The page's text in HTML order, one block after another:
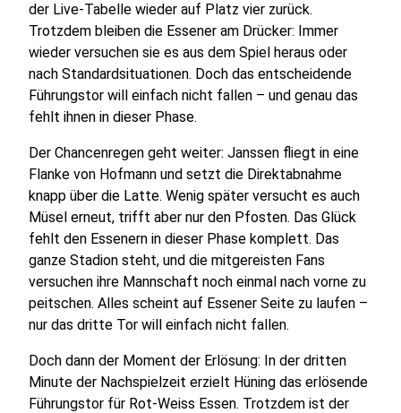
der Live-Tabelle wieder auf Platz vier zurück.
Trotzdem bleiben die Essener am Drücker: Immer
wieder versuchen sie es aus dem Spiel heraus oder
nach Standardsituationen. Doch das entscheidende
Führungstor will einfach nicht fallen – und genau das
fehlt ihnen in dieser Phase.
Der Chancenregen geht weiter: Janssen fliegt in eine
Flanke von Hofmann und setzt die Direktabnahme
knapp über die Latte. Wenig später versucht es auch
Müsel erneut, trifft aber nur den Pfosten. Das Glück
fehlt den Essenern in dieser Phase komplett. Das
ganze Stadion steht, und die mitgereisten Fans
versuchen ihre Mannschaft noch einmal nach vorne zu
peitschen. Alles scheint auf Essener Seite zu laufen –
nur das dritte Tor will einfach nicht fallen.
Doch dann der Moment der Erlösung: In der dritten
Minute der Nachspielzeit erzielt Hüning das erlösende
Führungstor für Rot-Weiss Essen. Trotzdem ist der